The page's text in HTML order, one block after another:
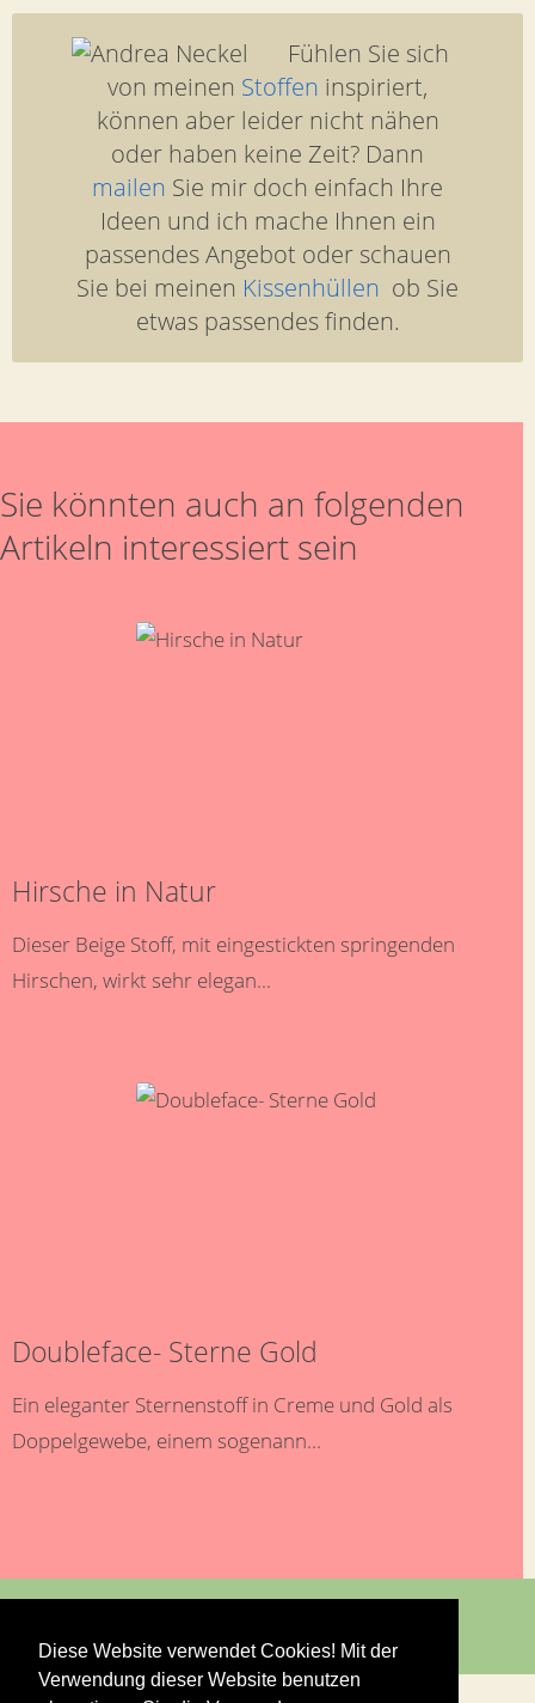
Diese Website verwendet Cookies! Mit der
Verwendung dieser Website benutzen
Fühlen Sie sich
von meinen Stoffen inspiriert,
können aber leider nicht nähen
oder haben keine Zeit? Dann
mailen Sie mir doch einfach Ihre
Ideen und ich mache Ihnen ein
passendes Angebot oder schauen
Sie bei meinen Kissenhüllen ob Sie
etwas passendes finden.
Sie könnten auch an folgenden
Artikeln interessiert sein
Hirsche in Natur
Dieser Beige Stoff, mit eingestickten springenden
Hirschen, wirkt sehr elegan...
Doubleface- Sterne Gold
Ein eleganter Sternenstoff in Creme und Gold als
Doppelgewebe, einem sogenann...